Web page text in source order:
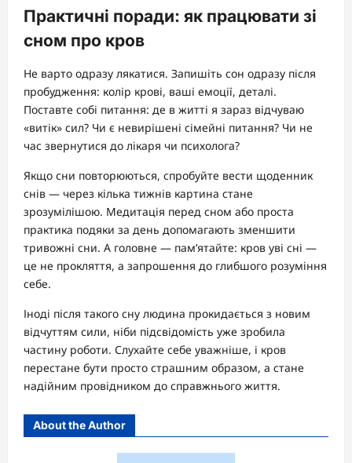
Практичні поради: як працювати зі
сном про кров
Не варто одразу лякатися. Запишіть сон одразу після
пробудження: колір крові, ваші емоції, деталі.
Поставте собі питання: де в житті я зараз відчуваю
«витік» сил? Чи є невирішені сімейні питання? Чи не
час звернутися до лікаря чи психолога?
Якщо сни повторюються, спробуйте вести щоденник
снів — через кілька тижнів картина стане
зрозумілішою. Медитація перед сном або проста
практика подяки за день допомагають зменшити
тривожні сни. А головне — пам’ятайте: кров уві сні —
це не прокляття, а запрошення до глибшого розуміння
себе.
Іноді після такого сну людина прокидається з новим
відчуттям сили, ніби підсвідомість уже зробила
частину роботи. Слухайте себе уважніше, і кров
перестане бути просто страшним образом, а стане
надійним провідником до справжнього життя.
About the Author